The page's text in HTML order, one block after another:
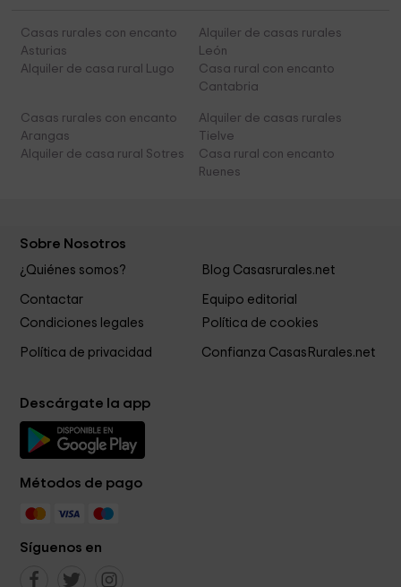
Casas rurales con encanto
Asturias
Alquiler de casas rurales
León
Alquiler de casa rural Lugo
Casa rural con encanto
Cantabria
Casas rurales con encanto
Arangas
Alquiler de casas rurales
Tielve
Alquiler de casa rural Sotres
Casa rural con encanto
Ruenes
Sobre Nosotros
¿Quiénes somos? Blog Casasrurales.net
Contactar
Equipo editorial
Condiciones legales
Política de cookies
Política de privacidad Confianza CasasRurales.net
Descárgate la app
Métodos de pago
Síguenos en